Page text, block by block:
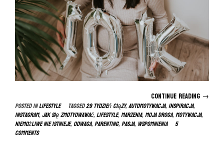
Continue reading “Mamy
na
→
Posted inLIFESTYLE Tagged29 tydzień ciązy,automotywacja,inspiracja,
instagram,jak się zmotyowawać,lifestyle,marzenia,moja droga,motywacja,
niemożliwe nie istnieje,odwaga,parenting,pasja,wspomnienia
5
Comments